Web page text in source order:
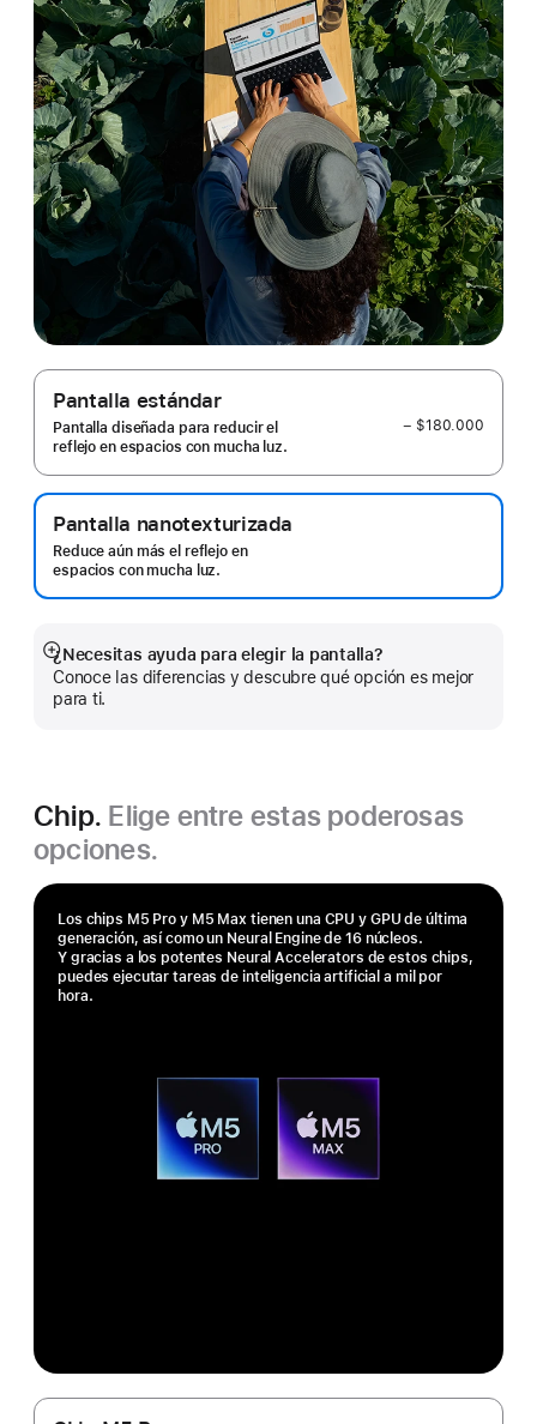
Pantalla estándar
Pantalla diseñada para reducir el
reflejo en espacios con mucha luz.
− $180.000
Pantalla nanotexturizada
Reduce aún más el reflejo en
espacios con mucha luz.
¿Necesitas ayuda para elegir la pantalla?
Conoce las diferencias y descubre qué opción es mejor
para ti.
Mostrar
más
Chip. Elige entre estas poderosas
opciones.
Los chips M5 Pro y M5 Max tienen una CPU y GPU de última
generación, así como un Neural Engine de 16 núcleos.
Y gracias a los potentes Neural Accelerators de estos chips,
puedes ejecutar tareas de inteligencia artificial a mil por
hora.